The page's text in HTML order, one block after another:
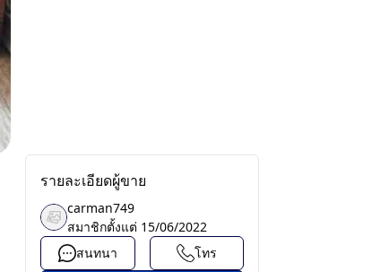
รายละเอียดผู้ขาย
carman749
สมาชิกตั้งแต่ 15/06/2022
สนทนา
โทร